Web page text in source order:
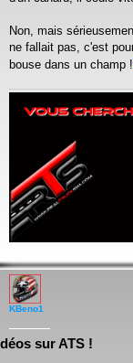
Non, mais
ne fallait pas, c'est
bouse dans un champ !
KBeno1
sur ATS !